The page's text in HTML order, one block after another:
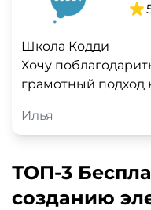
Школа Кодди
Хочу
грамотный подход
Илья
ТОП-3
созданию